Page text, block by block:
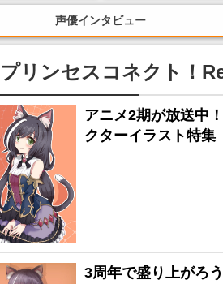
声優インタビュー
プリンセスコネクト！
アニメ2期が放送中
クターイラスト特集
3周年で盛り上がろ